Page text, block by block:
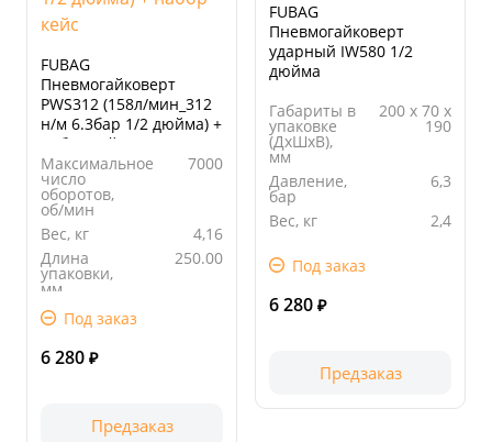
FUBAG
Пневмогайковерт
PWS312 (158л/мин_312
н/м 6.3бар 1/2 дюйма) +
набор кейс
Максимальное
число
оборотов,
об/мин
7000
Вес, кг
4,16
Длина
упаковки,
мм
250.00
Ширина
упаковки,
Под заказ
6 280 ₽
Предзаказ
FUBAG
Пневмогайковерт
ударный IW580 1/2
дюйма
Габариты в
упаковке
(ДхШхВ),
мм
200 х 70 х
190
Давление,
бар
6,3
Вес, кг
2,4
упаковки,
мм Под заказ
6 280 ₽
Предзаказ